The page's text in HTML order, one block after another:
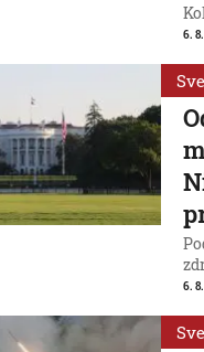
6.
6.